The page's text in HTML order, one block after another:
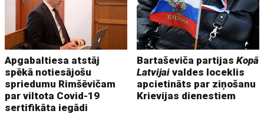
Apgabaltiesa atstāj
spēkā notiesājošu
spriedumu Rimšēvičam
par viltota Covid-19
sertifikāta iegādi
Bartaševiča partijasKopā
Latvijai valdes loceklis
apcietināts par ziņošanu
Krievijas dienestiem